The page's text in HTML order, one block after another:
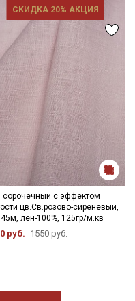
СКИДКА 20% АКЦИЯ
сорочечный с эффектом
цв.Св.розово-сиреневый,
лен-100%, 125гр/м.кв
руб. 1550 руб.